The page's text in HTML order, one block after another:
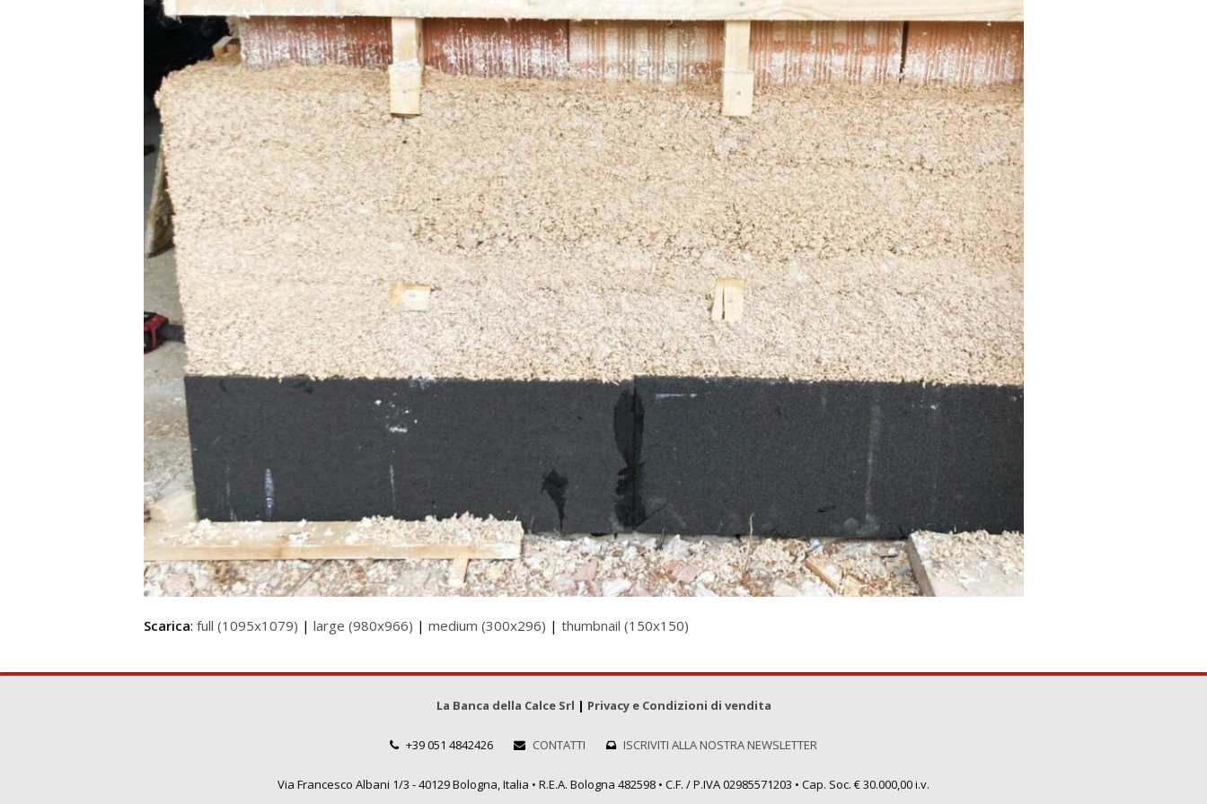
Scarica: full (1095x1079) | large (980x966) | medium (300x296) | thumbnail (150x150)
La Banca della Calce Srl | Privacy e Condizioni di vendita
+39 051 4842426 CONTATTI ISCRIVITI ALLA NOSTRA NEWSLETTER
Via Francesco Albani 1/3 - 40129 Bologna, Italia • R.E.A. Bologna 482598 • C.F. / P.IVA 02985571203 • Cap. Soc. € 30.000,00 i.v.